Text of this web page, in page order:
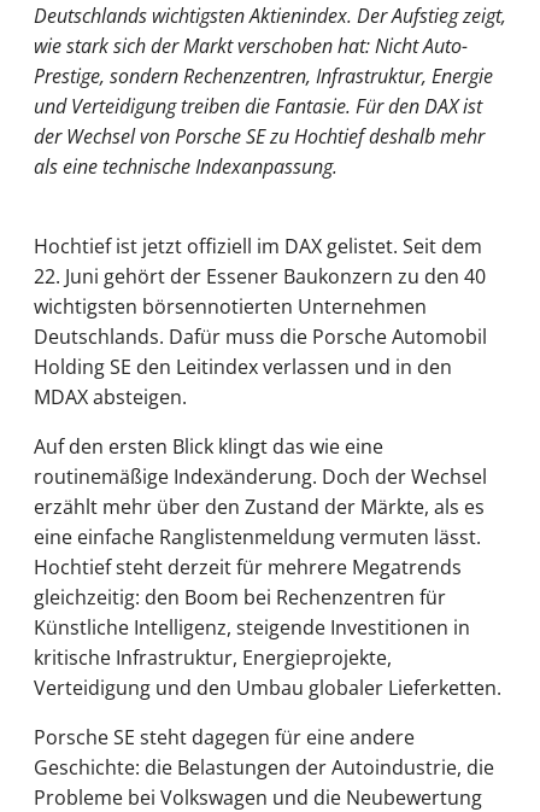
Deutschlands wichtigsten Aktienindex. Der Aufstieg zeigt,
wie stark sich der Markt verschoben hat: Nicht Auto-
Prestige, sondern Rechenzentren, Infrastruktur, Energie
und Verteidigung treiben die Fantasie. Für den DAX ist
der Wechsel von Porsche SE zu Hochtief deshalb mehr
als eine technische Indexanpassung.
Hochtief ist jetzt offiziell im DAX gelistet. Seit dem
22. Juni gehört der Essener Baukonzern zu den 40
wichtigsten börsennotierten Unternehmen
Deutschlands. Dafür muss die Porsche Automobil
Holding SE den Leitindex verlassen und in den
MDAX absteigen.
Auf den ersten Blick klingt das wie eine
routinemäßige Indexänderung. Doch der Wechsel
erzählt mehr über den Zustand der Märkte, als es
eine einfache Ranglistenmeldung vermuten lässt.
Hochtief steht derzeit für mehrere Megatrends
gleichzeitig: den Boom bei Rechenzentren für
Künstliche Intelligenz, steigende Investitionen in
kritische Infrastruktur, Energieprojekte,
Verteidigung und den Umbau globaler Lieferketten.
Porsche SE steht dagegen für eine andere
Geschichte: die Belastungen der Autoindustrie, die
Probleme bei Volkswagen und die Neubewertung